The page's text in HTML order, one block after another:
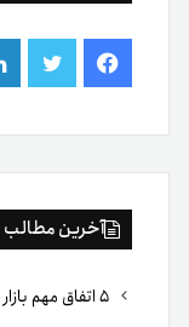
فیس
بوک
توییتر
آخرین مطالب